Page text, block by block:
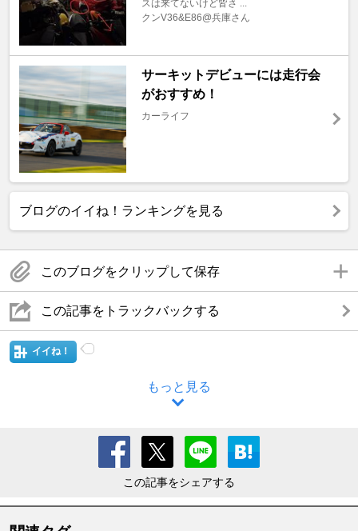
スは来てないけど皆さ ...
クンV36&E86@兵庫さん
サーキットデビューには走行会
がおすすめ！
カーライフ
ブログのイイね！ランキングを見る
このブログをクリップして保存
この記事をトラックバックする
イイね！
もっと見る
この記事をシェアする